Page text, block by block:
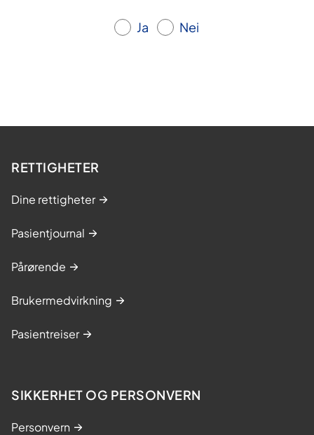
Ja Nei
RETTIGHETER
Dine rettigheter
Pasientjournal
Pårørende
Brukermedvirkning
Pasientreiser
SIKKERHET OG PERSONVERN
Personvern